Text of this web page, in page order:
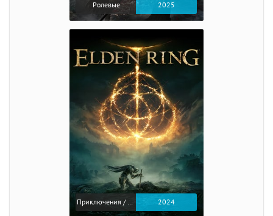
Ролевые 2025
Приключения / Экшен / Ролевые 2024